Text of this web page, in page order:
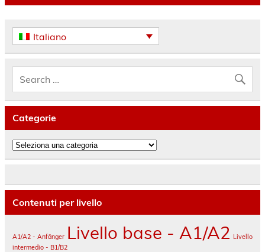
Italiano
Categorie
Categorie
Contenuti per livello
A1/A2 - Anfänger Livello base - A1/A2 Livello
intermedio - B1/B2